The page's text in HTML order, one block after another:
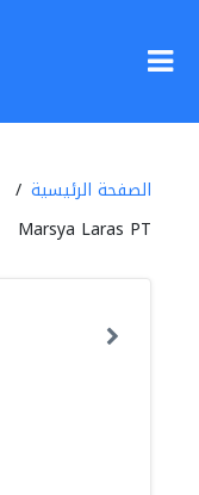
الصفحة الرئيسية
Marsya Laras PT